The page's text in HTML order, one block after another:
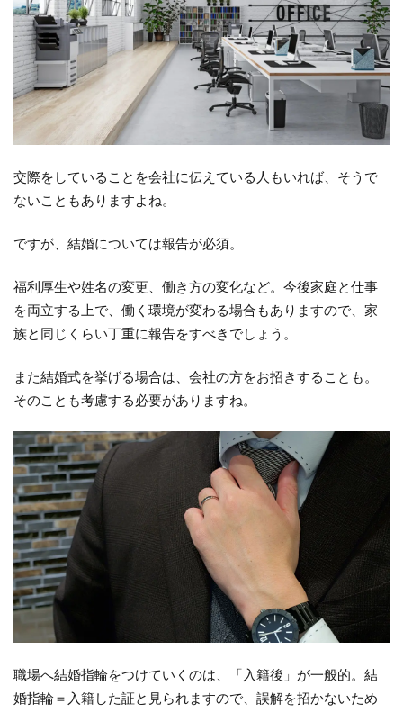
交際をしていることを会社に伝えている人もいれば、そうで
ないこともありますよね。
ですが、結婚については報告が必須。
福利厚生や姓名の変更、働き方の変化など。今後家庭と仕事
を両立する上で、働く環境が変わる場合もありますので、家
族と同じくらい丁重に報告をすべきでしょう。
また結婚式を挙げる場合は、会社の方をお招きすることも。
そのことも考慮する必要がありますね。
職場へ結婚指輪をつけていくのは、「入籍後」が一般的。結
婚指輪＝入籍した証と見られますので、誤解を招かないため